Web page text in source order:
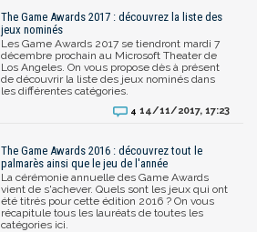
The Game Awards 2017 : découvrez la liste des
jeux nominés
Les Game Awards 2017 se tiendront mardi 7
décembre prochain au Microsoft Theater de
Los Angeles. On vous propose dès à présent
de découvrir la liste des jeux nominés dans
les différentes catégories.
4 14/11/2017, 17:23
The Game Awards 2016 : découvrez tout le
palmarès ainsi que le jeu de l'année
La cérémonie annuelle des Game Awards
vient de s'achever. Quels sont les jeux qui ont
été titrés pour cette édition 2016 ? On vous
récapitule tous les lauréats de toutes les
catégories ici.